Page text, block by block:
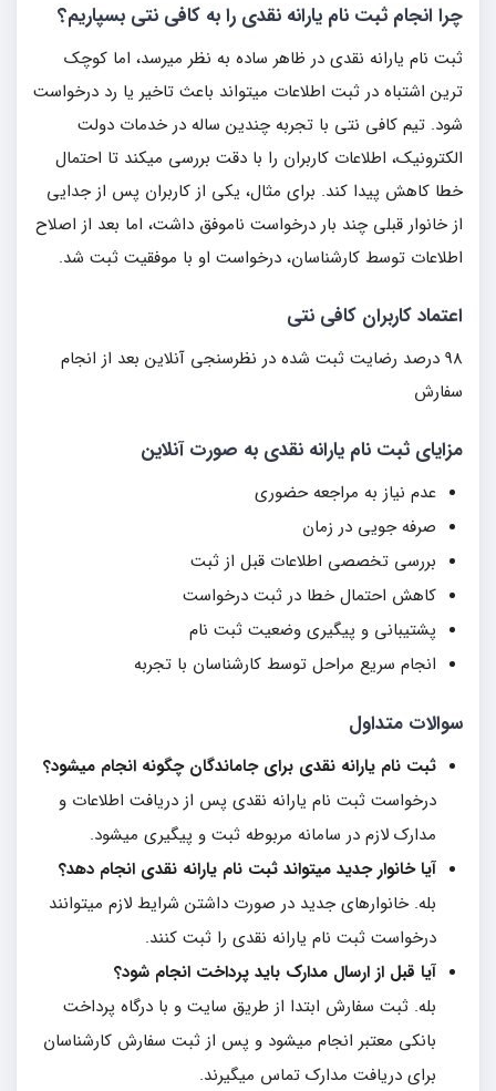
چرا انجام ثبت نام یارانه نقدی را به کافی نتی بسپاریم؟
ثبت نام یارانه نقدی در ظاهر ساده به نظر میرسد، اما کوچک
ترین اشتباه در ثبت اطلاعات میتواند باعث تاخیر یا رد درخواست
شود. تیم کافی نتی با تجربه چندین ساله در خدمات دولت
الکترونیک، اطلاعات کاربران را با دقت بررسی میکند تا احتمال
خطا کاهش پیدا کند. برای مثال، یکی از کاربران پس از جدایی
از خانوار قبلی چند بار درخواست ناموفق داشت، اما بعد از اصلاح
اطلاعات توسط کارشناسان، درخواست او با موفقیت ثبت شد.
اعتماد کاربران کافی نتی
98 درصد رضایت ثبت شده در نظرسنجی آنلاین بعد از انجام
سفارش
مزایای ثبت نام یارانه نقدی به صورت آنلاین
عدم نیاز به مراجعه حضوری
صرفه جویی در زمان
بررسی تخصصی اطلاعات قبل از ثبت
کاهش احتمال خطا در ثبت درخواست
پشتیبانی و پیگیری وضعیت ثبت نام
انجام سریع مراحل توسط کارشناسان با تجربه
سوالات متداول
ثبت نام یارانه نقدی برای جاماندگان چگونه انجام میشود؟
درخواست ثبت نام یارانه نقدی پس از دریافت اطلاعات و
مدارک لازم در سامانه مربوطه ثبت و پیگیری میشود.
آیا خانوار جدید میتواند ثبت نام یارانه نقدی انجام دهد؟
بله. خانوارهای جدید در صورت داشتن شرایط لازم میتوانند
درخواست ثبت نام یارانه نقدی را ثبت کنند.
آیا قبل از ارسال مدارک باید پرداخت انجام شود؟
بله. ثبت سفارش ابتدا از طریق سایت و با درگاه پرداخت
بانکی معتبر انجام میشود و پس از ثبت سفارش کارشناسان
برای دریافت مدارک تماس میگیرند.